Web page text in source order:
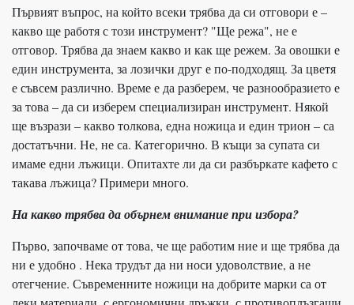
Първият въпрос, на който всеки трябва да си отговори е –
какво ще работя с този инструмент? "Ще режа", не е
отговор. Трябва да знаем какво и как ще режем. За овошки е
един инструмента, за лозички друг е по-подходящ. За цветя
е съвсем различно. Време е да разберем, че разнообразието е
за това – да си изберем специализиран инструмент. Някой
ще възрази – какво толкова, една ножица и един трион – са
достатъчни. Не, не са. Категорично. В къщи за супата си
имаме едни лъжици. Опитахте ли да си разбъркате кафето с
такава лъжица? Примери много.
На какво трябва да обърнем внимание при избора?
Първо, започваме от това, че ще работим ние и ще трябва да
ни е удобно . Нека трудът да ни носи удоволствие, а не
отегчение. Съвременните ножици на добрите марки са от